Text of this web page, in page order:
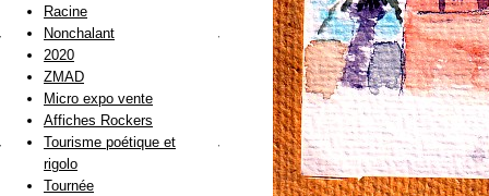
Racine
Nonchalant
2020
ZMAD
Micro expo vente
Affiches Rockers
Tourisme poétique et
rigolo
Tournée